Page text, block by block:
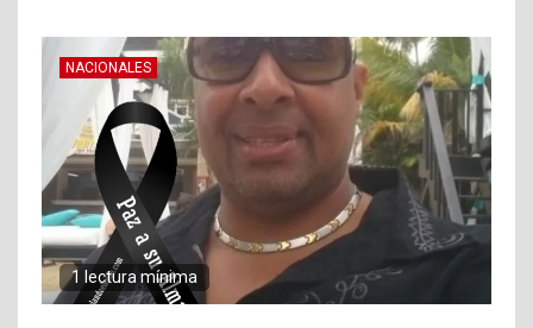
NACIONALES
1 lectura mínima